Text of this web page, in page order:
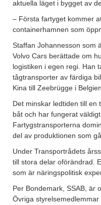
aktuella läget i bygget av
– Första fartyget kommer
containerhamnen som
Staffan Johannesson som
Volvo Cars berättade om
logistiken i egen regi. Han
tågtransporter av färdiga
Kina till Zeebrügge i Belgien.
Det minskar ledtiden till en
båt och har fungerat
Fartygstransporterna
del av produktionen som
Under Transportrådets
till stora delar oförändrad.
som är näringspolitisk
Per Bondemark, SSAB, är
Övriga